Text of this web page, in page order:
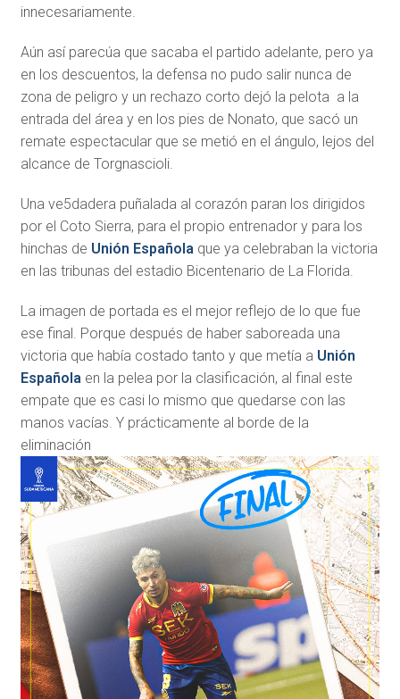
innecesariamente.
Aún así parecúa que sacaba el partido adelante, pero ya
en los descuentos, la defensa no pudo salir nunca de
zona de peligro y un rechazo corto dejó la pelota a la
entrada del área y en los pies de Nonato, que sacó un
remate espectacular que se metió en el ángulo, lejos del
alcance de Torgnascioli.
Una ve5dadera puñalada al corazón paran los dirigidos
por el Coto Sierra, para el propio entrenador y para los
hinchas de Unión Españolaque ya celebraban la victoria
en las tribunas del estadio Bicentenario de La Florida.
La imagen de portada es el mejor reflejo de lo que fue
ese final. Porque después de haber saboreada una
victoria que había costado tanto y que metía a Unión
Españolaen la pelea por la clasificación, al final este
empate que es casi lo mismo que quedarse con las
manos vacías. Y prácticamente al borde de la
eliminación